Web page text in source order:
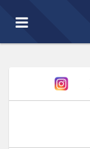
Toggle
navigation